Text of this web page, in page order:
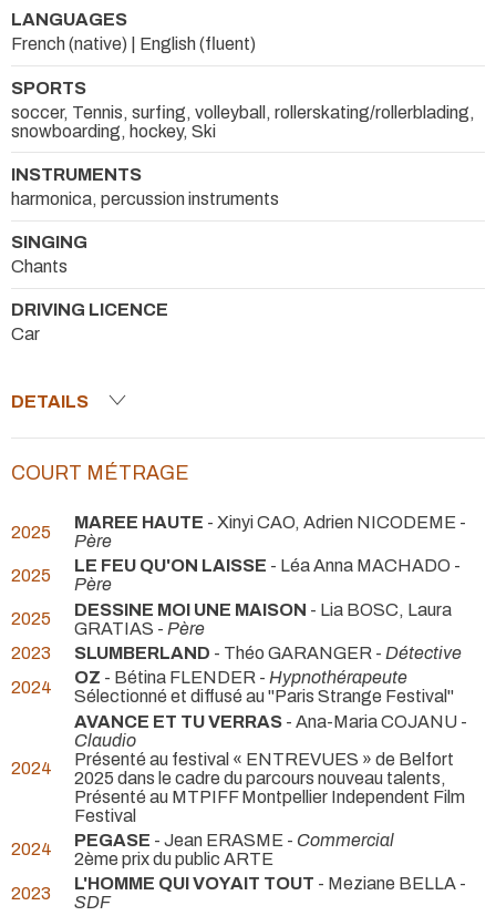
LANGUAGES
French (native) | English (fluent)
SPORTS
soccer, Tennis, surfing, volleyball, rollerskating/rollerblading,
snowboarding, hockey, Ski
INSTRUMENTS
harmonica, percussion instruments
SINGING
Chants
DRIVING LICENCE
Car
DETAILS
COURT MÉTRAGE
2025 MAREE HAUTE - Xinyi CAO, Adrien NICODEME -
Père
2025
LE FEU QU'ON LAISSE - Léa Anna MACHADO -
Père
2025
DESSINE MOI UNE MAISON - Lia BOSC, Laura
GRATIAS - Père
2023
SLUMBERLAND - Théo GARANGER - Détective
2024
OZ - Bétina FLENDER - Hypnothérapeute
Sélectionné et diffusé au "Paris Strange Festival"
2024
AVANCE ET TU VERRAS - Ana-Maria COJANU -
Claudio
Présenté au festival « ENTREVUES » de Belfort
2025 dans le cadre du parcours nouveau talents,
Présenté au MTPIFF Montpellier Independent Film
Festival
2024
PEGASE - Jean ERASME - Commercial
2ème prix du public ARTE
2023
L'HOMME QUI VOYAIT TOUT - Meziane BELLA -
SDF